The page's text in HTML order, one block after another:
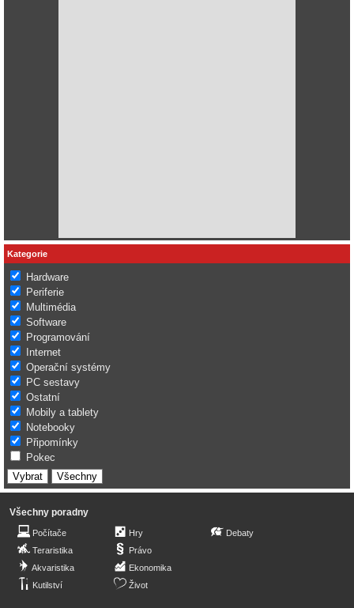
Kategorie
Hardware
Periferie
Multimédia
Software
Programování
Internet
Operační systémy
PC sestavy
Ostatní
Mobily a tablety
Notebooky
Připomínky
Pokec
Všechny poradny
Počítače
Teraristika
Akvaristika
Kutilství
Hry
Právo
Ekonomika
Život
Debaty